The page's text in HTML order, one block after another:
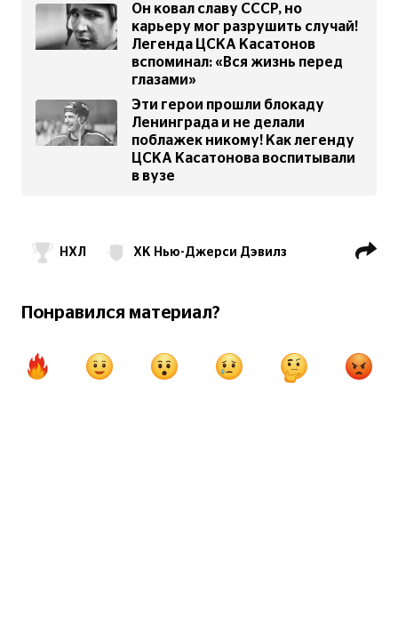
Он ковал славу СССР, но
карьеру мог разрушить случай!
Легенда ЦСКА Касатонов
вспоминал: «Вся жизнь перед
глазами»
Эти герои прошли блокаду
Ленинграда и не делали
поблажек никому! Как легенду
ЦСКА Касатонова воспитывали
в вузе
НХЛ ХК Нью-Джерси Дэвилз
Понравился материал?